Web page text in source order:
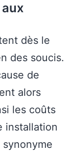
dès le
des soucis.
de
alors
les coûts
installation